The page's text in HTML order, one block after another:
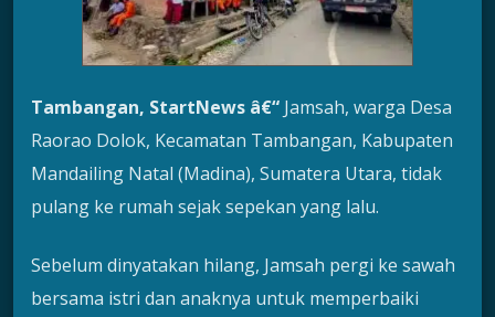
Tambangan, StartNews â€“ Jamsah, warga Desa
Raorao Dolok, Kecamatan Tambangan, Kabupaten
Mandailing Natal (Madina), Sumatera Utara, tidak
pulang ke rumah sejak sepekan yang lalu.
Sebelum dinyatakan hilang, Jamsah pergi ke sawah
bersama istri dan anaknya untuk memperbaiki